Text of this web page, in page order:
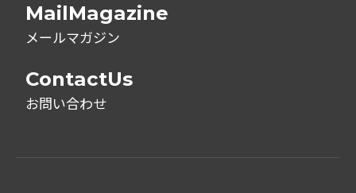
MailMagazine
メールマガジン
ContactUs
お問い合わせ